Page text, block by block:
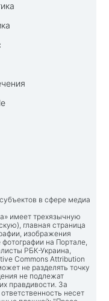
в сфере медиа
имеет трехязычную
главная страница
изображения
на Портале,
РБК-Украина,
Commons Attribution
не разделять точку
не подлежат
правдивости. За
несет